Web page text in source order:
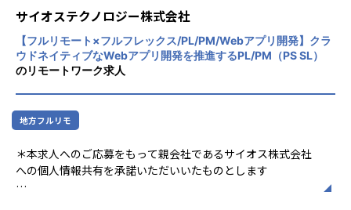
▽導入事例２:
「個社の枠を超えて、業界全体で物流課題の解決に取り組ん
でいきたいーーその第一歩として、業務のデジタル化は必須
だった」 江崎グリコ株式会社様
【業務の変更の範囲】
▼エンジニアメンバーの社員インタビューはこちら
https://note.com/hacobell/m/mee1111c9f9cf/hashta
g/8653491
▼クライス社の及川卓也氏がハコベル プロダクト開発部長
宮武へPdMのキャリア戦略についてインタビュー
https://www.kandc.com/eng/interview/033/
◎ハコベルとは
ソースコードレビュー）
テスト設計、実装、自動化、QAチームとの調整
Aurora MySQLを使ったDB設計、実装
CI/CDの設計、実装、自動化
ポジションの魅力
システム開発の内製化を推進しており、アーキテクチャの選
定から自身の技術的裁量を持って開発いただくことも可能で
す。
ステークホルダーとの距離が非常に近く、自分たちの開発し
たサービスが事業にどう貢献したかを見ることができ、エン
尊重し、柔軟なマインドで変化を楽しむ文化
があります。
社員同士の情報交換やスキル研鑽が活発で、
技術の導入や改善がボトムアップで行われる
環境です。
また、データドリブンな経営を重視し、合理
トワークが積極的に導入されており、リモー
トモブプログラミングなどの手法を活用して
サイオステクノロジー株式会社
【フルリモート×フルフレックス/PL/PM/Webアプリ開発】クラ
ウドネイティブなWebアプリ開発を推進するPL/PM（PS SL）
のリモートワーク求人
地方フルリモ
＊本求人へのご応募をもって親会社であるサイオス株式会社
への個人情報共有を承諾いただいいたものとします